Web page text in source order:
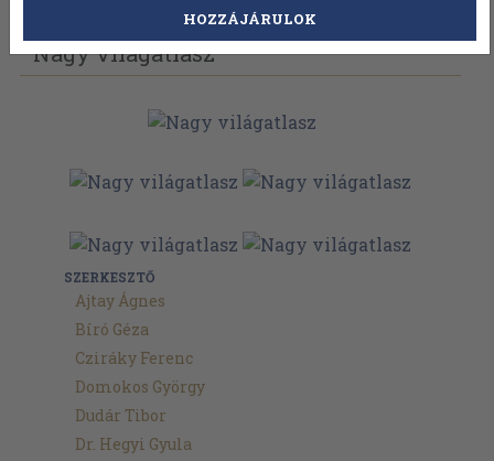
Vissza az előző oldalra Válasszon példányt
Nagy világatlasz
SZERKESZTŐ
Ajtay Ágnes
Bíró Géza
Cziráky Ferenc
Domokos György
Dudár Tibor
Dr. Hegyi Gyula
HOZZÁJÁRULOK